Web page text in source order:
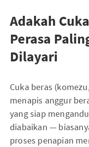
Adakah
Perasa
Dilayari
Cuka beras
menapis anggur
yang siap
diabaikan —
proses penapian